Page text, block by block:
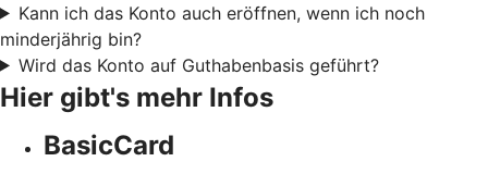
Kann ich das Konto auch eröffnen, wenn ich noch
minderjährig bin?
Wird das Konto auf Guthabenbasis geführt?
Hier gibt's mehr Infos
BasicCard